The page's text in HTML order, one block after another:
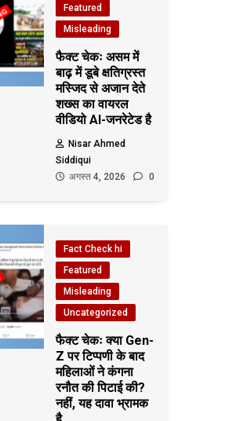
Featured
Misleading
फैक्ट चेकः असम में
बाढ़ में डूबे क्षतिग्रस्त
मस्जिद से अजान देते
शख्स का वायरल
वीडियो AI-जनरेटेड है
Nisar Ahmed
Siddiqui
अगस्त 4, 2026
0
Fact Check hi
Featured
Misleading
Uncategorized
फैक्ट चेकः क्या Gen-
Z पर टिप्पणी के बाद
महिलाओं ने कंगना
रनौत की पिटाई की?
नहीं, यह दावा भ्रामक